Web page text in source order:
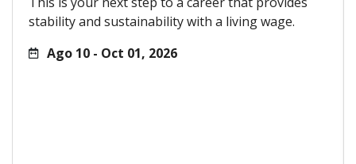
stability and sustainability with a living wage.
Ago 10 - Oct 01, 2026